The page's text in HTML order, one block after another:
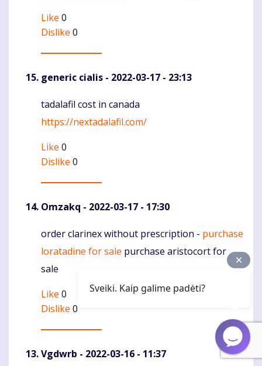
Like 0
Dislike 0
generic cialis - 2022-03-17 - 23:13
Komentaras
tadalafil cost in canada
https://nextadalafil.com/
Like 0
Dislike 0
Omzakq - 2022-03-17 - 17:30
Komentaras
order clarinex without prescription - purchase
loratadine for sale purchase aristocort for
sale
Like 0
Dislike 0
Vgdwrb - 2022-03-16 - 11:37
Sveiki. Kaip galime padėti?